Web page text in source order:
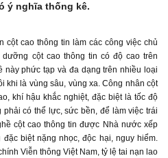
ý nghĩa thống kê.
cột cao thông tin làm các công việc chủ
cột cao thông tin có độ cao trên
này phức tạp và đa dạng trên nhiều loại
khi là vùng sâu, vùng xa. Công nhân cột
khí hậu khắc nghiệt, đặc biệt là tốc độ
có thể lực, sức bền, để làm việc trái
cột cao thông tin được Nhà nước xếp
biệt nặng nhọc, độc hại, nguy hiểm.
Viễn thông Việt Nam, tỷ lệ tai nạn lao